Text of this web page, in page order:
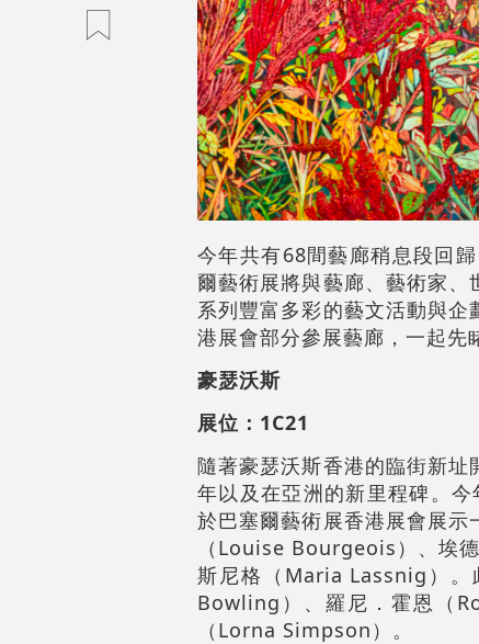
今年共有68間藝廊稍息段回
爾藝術展將與藝廊、藝術家
系列豐富多彩的藝文活動與
港展會部分參展藝廊，一起先
豪瑟沃斯
展位：1C21
隨著豪瑟沃斯香港的臨街新
年以及在亞洲的新里程碑。
於巴塞爾藝術展香港展會展
（Louise Bourgeois）、埃
斯尼格（Maria Lassnig）。
Bowling）、羅尼．霍恩（
（Lorna Simpson）。